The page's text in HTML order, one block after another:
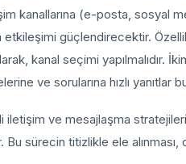
kanallarına (e-posta, sosyal
etkileşimi güçlendirecektir.
kanal seçimi yapılmalıdır.
ve sorularına hızlı yanıtlar
ve mesajlaşma
Bu sürecin titizlikle ele